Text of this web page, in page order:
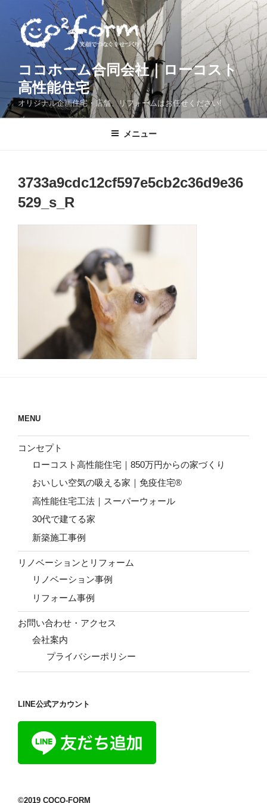
キ
ッ
ココホーム合同会社｜ローコスト
高性能住宅
オリジナル企画住宅・店舗、リフォームはお任せください!
メニュー
3733a9cdc12cf597e5cb2c36d9e36
529_s_R
MENU
コンセプト
ローコスト高性能住宅｜850万円からの家づくり
おいしい空気の吸える家｜免疫住宅®
高性能住宅工法｜スーパーウォール
30代で建てる家
新築施工事例
リノベーションとリフォーム
リノベーション事例
リフォーム事例
お問い合わせ・アクセス
会社案内
プライバシーポリシー
LINE公式アカウント
©2019 COCO-FORM